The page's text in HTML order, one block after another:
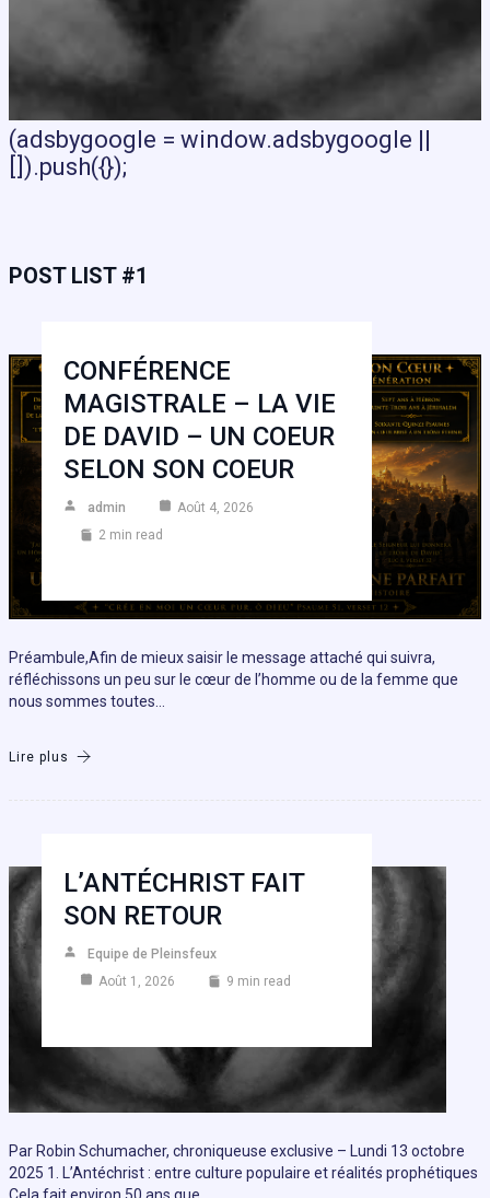
(adsbygoogle = window.adsbygoogle ||
[]).push({});
POST LIST #1
CONFÉRENCE
MAGISTRALE – LA VIE
DE DAVID – UN COEUR
SELON SON COEUR
admin
Août 4, 2026
2 min read
Préambule,Afin de mieux saisir le message attaché qui suivra,
réfléchissons un peu sur le cœur de l’homme ou de la femme que
nous sommes toutes…
Lire plus
L’ANTÉCHRIST FAIT
SON RETOUR
Equipe de Pleinsfeux
Août 1, 2026
9 min read
Par Robin Schumacher, chroniqueuse exclusive – Lundi 13 octobre
2025 1. L’Antéchrist : entre culture populaire et réalités prophétiques